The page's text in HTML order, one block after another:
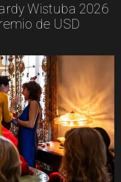
Wistuba 2026
de USD